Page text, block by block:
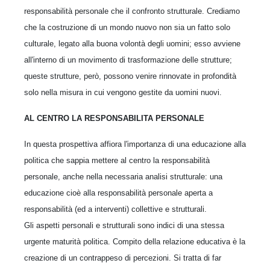
responsabilità personale che il confronto strutturale. Crediamo
che la costruzione di un mondo nuovo non sia un fatto solo
culturale, legato alla buona volontà degli uomini; esso avviene
all'interno di un movimento di trasformazione delle strutture;
queste strutture, però, possono venire rinnovate in profondità
solo nella misura in cui vengono gestite da uomini nuovi.
AL CENTRO LA RESPONSABILITA PERSONALE
In questa prospettiva affiora l'importanza di una educazione alla
politica che sappia mettere al centro la responsabilità
personale, anche nella necessaria analisi strutturale: una
educazione cioè alla responsabilità personale aperta a
responsabilità (ed a interventi) collettive e strutturali.
Gli aspetti personali e strutturali sono indici di una stessa
urgente maturità politica. Compito della relazione educativa è la
creazione di un contrappeso di percezioni. Si tratta di far